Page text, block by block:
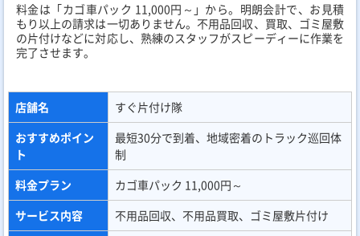
料金は「カゴ車パック 11,000円～」から。明朗会計で、お見積
もり以上の請求は一切ありません。不用品回収、買取、ゴミ屋敷
の片付けなどに対応し、熟練のスタッフがスピーディーに作業を
完了させます。
店舗名
すぐ片付け隊
おすすめポイン
ト
最短30分で到着、地域密着のトラック巡回体
制
料金プラン
カゴ車パック 11,000円～
サービス内容
不用品回収、不用品買取、ゴミ屋敷片付け